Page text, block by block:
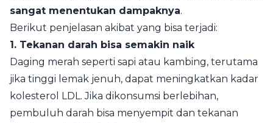
sangat menentukan dampaknya.
Berikut penjelasan akibat yang bisa terjadi:
1. Tekanan darah bisa semakin naik
Daging merah seperti sapi atau kambing, terutama
jika tinggi lemak jenuh, dapat meningkatkan kadar
kolesterol LDL. Jika dikonsumsi berlebihan,
pembuluh darah bisa menyempit dan tekanan